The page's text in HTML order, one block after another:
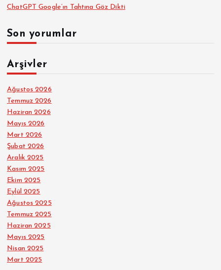
ChatGPT Google’ın Tahtına Göz Dikti
Son yorumlar
Arşivler
Ağustos 2026
Temmuz 2026
Haziran 2026
Mayıs 2026
Mart 2026
Şubat 2026
Aralık 2025
Kasım 2025
Ekim 2025
Eylül 2025
Ağustos 2025
Temmuz 2025
Haziran 2025
Mayıs 2025
Nisan 2025
Mart 2025